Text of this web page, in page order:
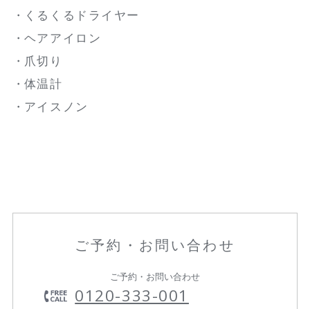
くるくるドライヤー
ヘアアイロン
爪切り
体温計
アイスノン
ご予約・お問い合わせ
ご予約・お問い合わせ
0120-333-001